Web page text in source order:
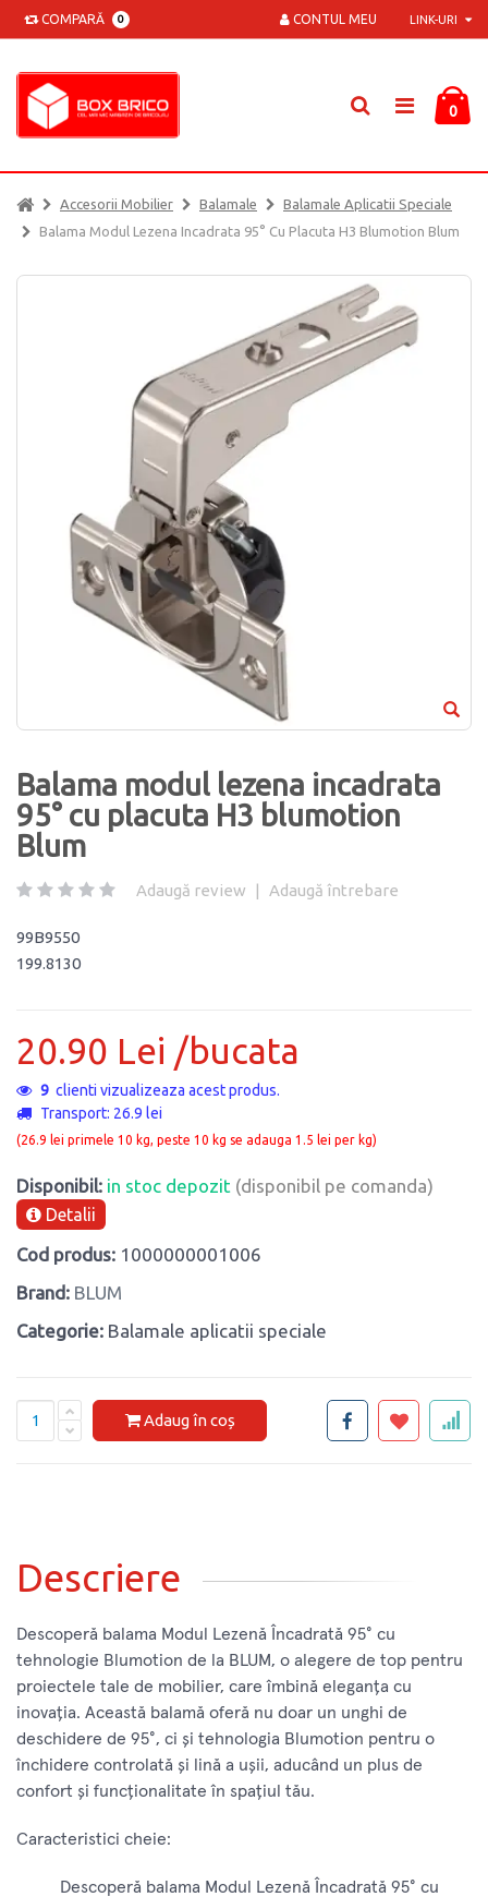
COMPARĂ 0 LINK-URI
CONTUL MEU
0
Accesorii Mobilier Balamale
Balamale Aplicatii Speciale
Balama Modul Lezena Incadrata 95° Cu Placuta H3 Blumotion Blum
Balama modul lezena incadrata
95° cu placuta H3 blumotion
Blum
Adaugă review | Adaugă întrebare
99B9550
199.8130
20.90 Lei /bucata
9 clienti vizualizeaza acest produs.
Transport: 26.9 lei
(26.9 lei primele 10 kg, peste 10 kg se adauga 1.5 lei per kg)
Disponibil: in stoc depozit (disponibil pe comanda)
Detalii
Cod produs: 1000000001006
Brand: BLUM
Categorie: Balamale aplicatii speciale
Adaug în coș
Descriere
Descoperă balama Modul Lezenă Încadrată 95° cu
tehnologie Blumotion de la BLUM, o alegere de top pentru
proiectele tale de mobilier, care îmbină eleganța cu
inovația. Această balamă oferă nu doar un unghi de
deschidere de 95°, ci și tehnologia Blumotion pentru o
închidere controlată și lină a ușii, aducând un plus de
confort și funcționalitate în spațiul tău.
Caracteristici cheie:
Descoperă balama Modul Lezenă Încadrată 95° cu